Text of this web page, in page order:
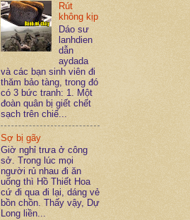
Rút
không kịp
Dáo sư
lanhdien
dẫn
aydada
và các bạn sinh viên đi
thăm bảo tàng, trong đó
có 3 bức tranh: 1. Một
đoàn quân bị giết chết
sạch trên chiế...
Sợ bị gãy
Giờ nghỉ trưa ở công
sở. Trong lúc mọi
người rủ nhau đi ăn
uống thì Hồ Thiết Hoa
cứ đi qua đi lại, dáng vẻ
bồn chồn. Thấy vậy, Dự
Long liền...